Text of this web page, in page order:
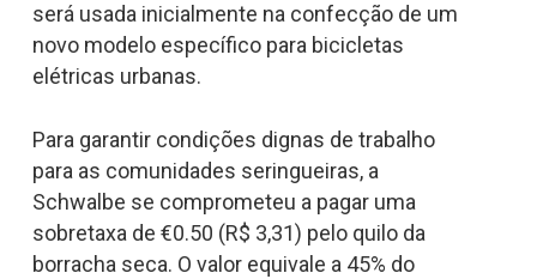
será usada inicialmente na confecção de um
novo modelo específico para bicicletas
elétricas urbanas.
Para garantir condições dignas de trabalho
para as comunidades seringueiras, a
Schwalbe se comprometeu a pagar uma
sobretaxa de €0.50 (R$ 3,31) pelo quilo da
borracha seca. O valor equivale a 45% do